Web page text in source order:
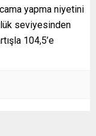
yapma niyetini
seviyesinden
104,5’e